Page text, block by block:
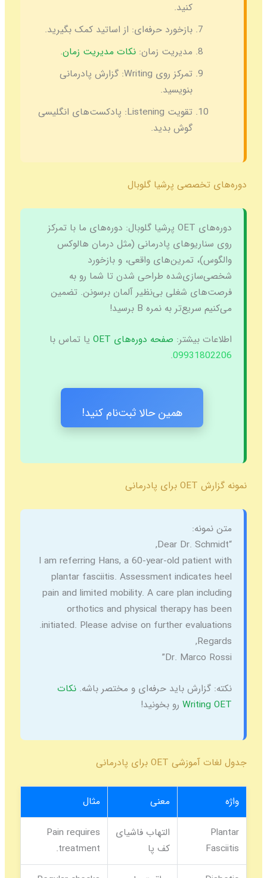
کنید.
بازخورد حرفه‌ای: از اساتید کمک بگیرید.
مدیریت زمان: نکات مدیریت زمان.
تمرکز روی Writing:
گزارش پادرمانی
بنویسید.
تقویت Listening:
پادکست‌های انگلیسی
گوش بدید.
دوره‌های تخصصی پرشیا گلوبال
دوره‌های OET پرشیا گلوبال:
دوره‌های ما با تمرکز
روی سناریوهای پادرمانی (مثل درمان هالوکس
والگوس)، تمرین‌های واقعی، و بازخورد
شخصی‌سازی‌شده طراحی شدن تا شما رو به
فرصت‌های شغلی بی‌نظیر آلمان برسونن. تضمین
می‌کنیم سریع‌تر به نمره B برسید!
اطلاعات بیشتر: صفحه دوره‌های OET
یا تماس با
09931802206
.
همین حالا ثبت‌نام کنید!
نمونه گزارش OET برای پادرمانی
متن نمونه:
“Dear Dr. Schmidt,
I am referring Hans, a 60-year-old patient with
plantar fasciitis. Assessment indicates heel
pain and limited mobility. A care plan including
orthotics and physical therapy has been
initiated. Please advise on further evaluations.
Regards,
Dr. Marco Rossi”
نکته: گزارش باید حرفه‌ای و مختصر باشه. نکات
Writing OETرو بخونید!
جدول لغات آموزشی OET برای پادرمانی
واژه معنی مثال
Plantar
Fasciitis
التهاب فاشیای
کف پا
Pain requires
treatment.